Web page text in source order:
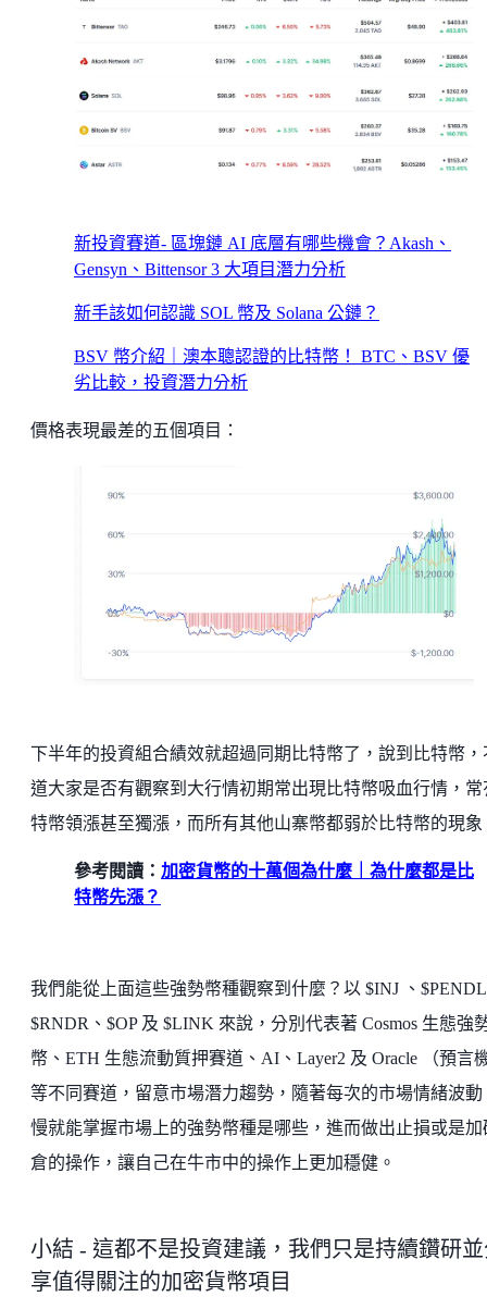
新投資賽道- 區塊鏈 AI 底層有哪些機會？Akash、
Gensyn、Bittensor 3 大項目潛力分析
新手該如何認識 SOL 幣及 Solana 公鏈？
BSV 幣介紹｜澳本聰認證的比特幣！ BTC、BSV 優
劣比較，投資潛力分析
價格表現最差的五個項目：
下半年的投資組合績效就超過同期比特幣了，說到比特幣，
道大家是否有觀察到大行情初期常出現比特幣吸血行情，常
特幣領漲甚至獨漲，而所有其他山寨幣都弱於比特幣的現象
參考閱讀： 加密貨幣的十萬個為什麼｜為什麼都是比
特幣先漲？
我們能從上面這些強勢幣種觀察到什麼？以 $INJ 、
$RNDR、$OP 及 $LINK 來說，分別代表著 Cosmos 生態強
幣、ETH 生態流動質押賽道、AI、Layer2 及 Oracle （預言
等不同賽道，留意市場潛力趨勢，隨著每次的市場情緒波動
慢就能掌握市場上的強勢幣種是哪些，進而做出止損或是加
倉的操作，讓自己在牛市中的操作上更加穩健。
小結 - 這都不是投資建議，我們只是持續鑽研
享值得關注的加密貨幣項目